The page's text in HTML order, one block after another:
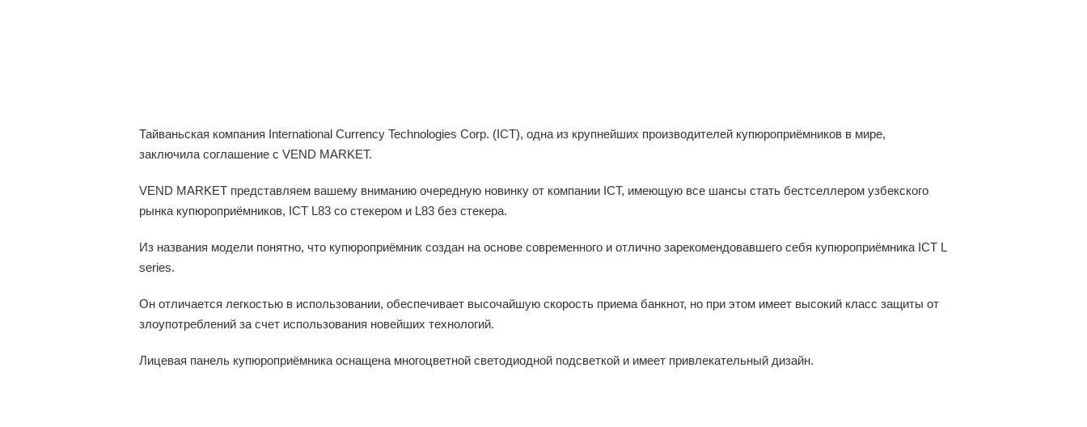
Тайваньская компания International Currency Technologies Corp. (ICT), одна из крупнейших производителей купюроприёмников в мире,
заключила соглашение с VEND MARKET.
VEND MARKET представляем вашему вниманию очередную новинку от компании ICT, имеющую все шансы стать бестселлером узбекского
рынка купюроприёмников, ICT L83 со стекером и L83 без стекера.
Из названия модели понятно, что купюроприёмник создан на основе современного и отлично зарекомендовавшего себя купюроприёмника ICT L
series.
Он отличается легкостью в использовании, обеспечивает высочайшую скорость приема банкнот, но при этом имеет высокий класс защиты от
злоупотреблений за счет использования новейших технологий.
Лицевая панель купюроприёмника оснащена многоцветной светодиодной подсветкой и имеет привлекательный дизайн.